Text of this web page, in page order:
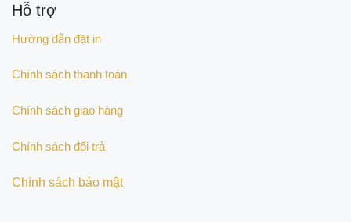
Hỗ trợ
Hướng dẫn đặt in
Chính sách thanh toán
Chính sách giao hàng
Chính sách đổi trả
Chính sách bảo mật